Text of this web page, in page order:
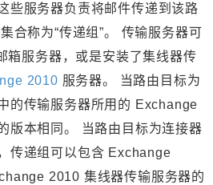
些服务器负责将邮件传递到该路
合称为“传递组”。 传输服务器可
箱服务器，或是安装了集线器传
2010 服务器。 当路由目标为
的传输服务器所用的 Exchange
版本相同。 当路由目标为连接器
传递组可以包含 Exchange
2010 集线器传输服务器的